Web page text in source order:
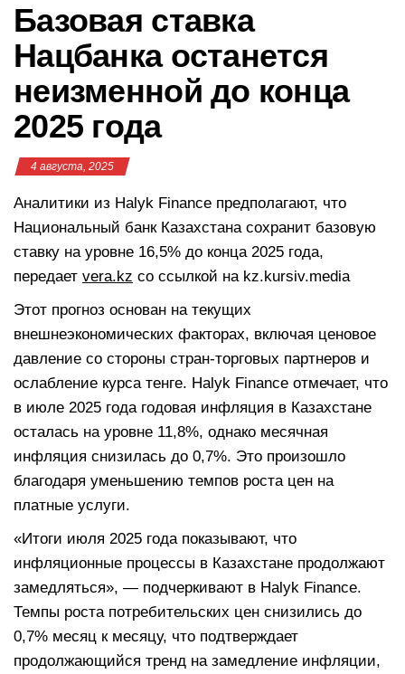
Базовая ставка
Нацбанка останется
неизменной до конца
2025 года
4 августа, 2025
Аналитики из Halyk Finance предполагают, что
Национальный банк Казахстана сохранит базовую
ставку на уровне 16,5% до конца 2025 года,
передает vera.kz со ссылкой на kz.kursiv.media
Этот прогноз основан на текущих
внешнеэкономических факторах, включая ценовое
давление со стороны стран-торговых партнеров и
ослабление курса тенге. Halyk Finance отмечает, что
в июле 2025 года годовая инфляция в Казахстане
осталась на уровне 11,8%, однако месячная
инфляция снизилась до 0,7%. Это произошло
благодаря уменьшению темпов роста цен на
платные услуги.
«Итоги июля 2025 года показывают, что
инфляционные процессы в Казахстане продолжают
замедляться», — подчеркивают в Halyk Finance.
Темпы роста потребительских цен снизились до
0,7% месяц к месяцу, что подтверждает
продолжающийся тренд на замедление инфляции,